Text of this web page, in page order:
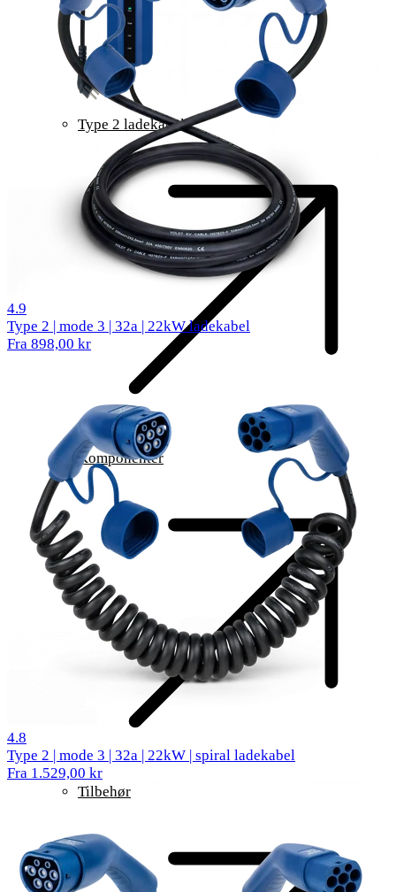
Type 2 ladekabel
Komponenter
Tilbehør
4.9
Type 2 | mode 3 | 32a | 22kW ladekabel
Fra 898,00 kr
4.8
Type 2 | mode 3 | 32a | 22kW | spiral ladekabel
Fra 1.529,00 kr